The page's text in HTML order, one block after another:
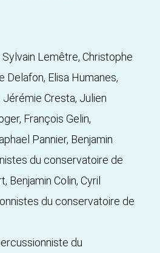
Lemêtre, Christophe
Delafon, Elisa Humanes,
Cresta, Julien
François Gelin,
Pannier, Benjamin
du conservatoire de
Benjamin Colin, Cyril
du conservatoire de
du